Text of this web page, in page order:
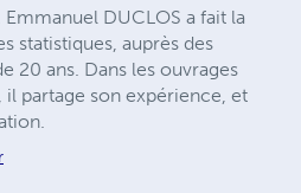
DUCLOS a fait la
statistiques, auprès des
20 ans. Dans les ouvrages
il partage son expérience, et